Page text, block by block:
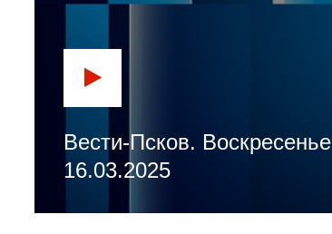
Вести-Псков. Воскресенье
16.03.2025